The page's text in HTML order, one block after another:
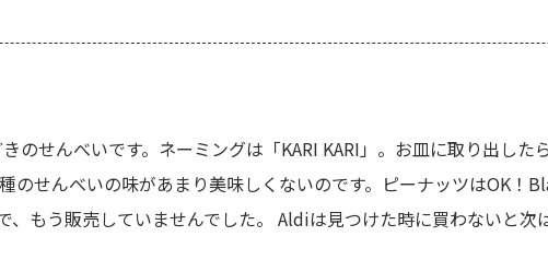
せんべいです。ネーミングは「KARI KARI」。お皿に取り出した
のせんべいの味があまり美味しくないのです。ピーナッツはOK！
もう販売していませんでした。 Aldiは見つけた時に買わないと次